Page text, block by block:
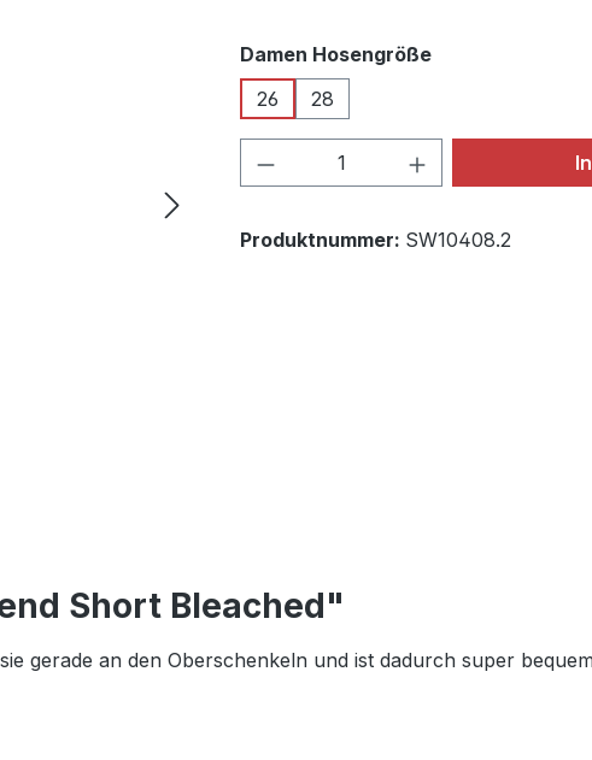
Damen Hosengrößeauswählen
26
28
Produkt Anzahl: Gib
Produktnummer: SW10408.2
Short Bleached"
gerade an den Oberschenkeln und ist dadurch super